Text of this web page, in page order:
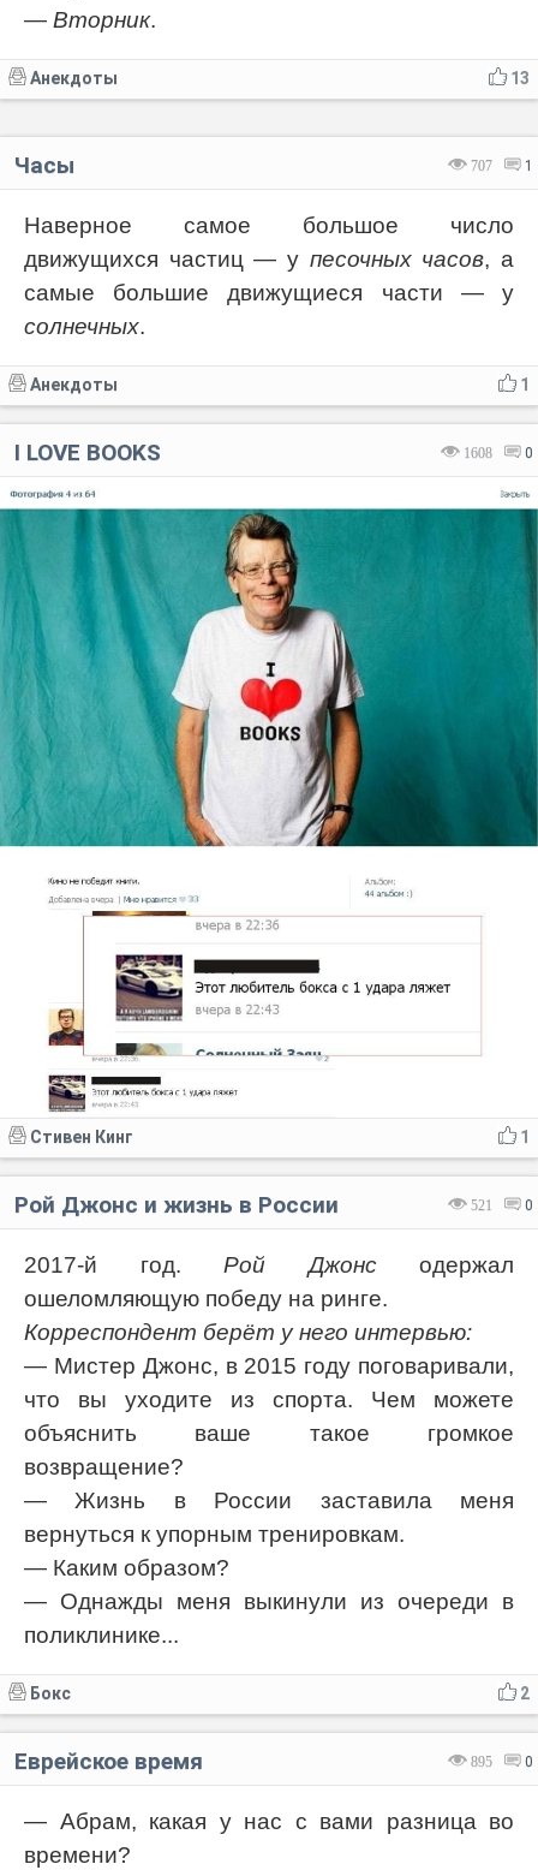
— Вторник.
13
Анекдоты
707 1
Часы
Наверное самое большое число
движущихся частиц — у песочных часов, а
самые большие движущиеся части — у
солнечных.
1
Анекдоты
1608 0
I LOVE BOOKS
1
Стивен Кинг
521 0
Рой Джонс и жизнь в России
2017-й год. Рой Джонсодержал
ошеломляющую победу на ринге.
Корреспондент берёт у него интервью:
— Мистер Джонс, в 2015 году поговаривали,
что вы уходите из спорта. Чем можете
объяснить ваше такое громкое
возвращение?
— Жизнь в России заставила меня
вернуться к упорным тренировкам.
— Каким образом?
— Однажды меня выкинули из очереди в
поликлинике...
2
Бокс
895 0
Еврейское время
— Абрам, какая у нас с вами разница во
времени?